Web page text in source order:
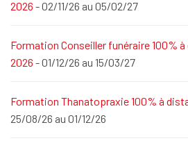
2026 - 02/11/26 au 05/02/27
Formation Conseiller funéraire 100%
2026 - 01/12/26 au 15/03/27
Formation Thanatopraxie 100% à
25/08/26 au 01/12/26